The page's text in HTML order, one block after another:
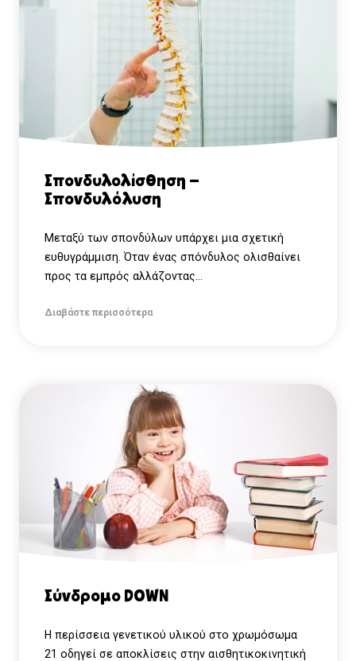
Σπονδυλολίσθηση –
Σπονδυλόλυση
Μεταξύ των σπονδύλων υπάρχει μια σχετική
ευθυγράμμιση. Όταν ένας σπόνδυλος ολισθαίνει
προς τα εμπρός αλλάζοντας...
Διαβάστε περισσότερα
Σύνδρομο DOWN
Η περίσσεια γενετικού υλικού στο χρωμόσωμα
21 οδηγεί σε αποκλίσεις στην αισθητικοκινητική